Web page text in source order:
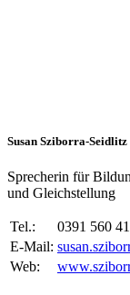
Susan Sziborra-Seidlitz
Sprecherin für
und Gleichstellung
Tel.:
0391 560
E-Mail:
Web: